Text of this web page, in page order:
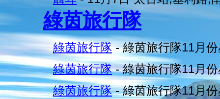
綠茵旅行隊
綠茵旅行隊- 綠茵旅行隊11月
綠茵旅行隊- 綠茵旅行隊11月
綠茵旅行隊- 綠茵旅行隊11月